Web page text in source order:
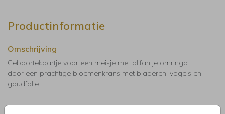
Productinformatie
Omschrijving
Geboortekaartje voor een meisje met olifantje omringd
door een prachtige bloemenkrans met bladeren, vogels en
goudfolie.